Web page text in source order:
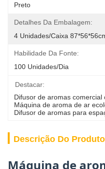
Preto
Detalhes Da Embalagem:
4 Unidades/caixa
Habilidade Da Fonte:
100 Unidades/dia
Destacar:
Difusor de aromas comercial
Máquina de aroma de ar
Difusor de aromas para
Descrição Do Produto
Máquina de